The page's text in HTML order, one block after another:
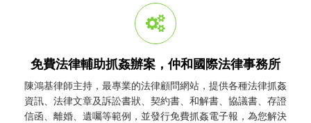
免費法律輔助抓姦辦案，仲和國際法律事務所
陳鴻基律師主持，最專業的法律顧問網站，提供各種法律抓姦
資訊、法律文章及訴訟書狀、契約書、和解書、協議書、存證
信函、離婚、遺囑等範例，並發行免費抓姦電子報，為您解決